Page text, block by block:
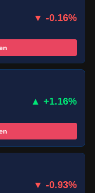
▼ -0.16%
▲ +1.16%
▼ -0.93%